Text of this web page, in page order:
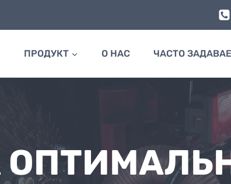
ПРОДУКТ О НАС ЧАСТО